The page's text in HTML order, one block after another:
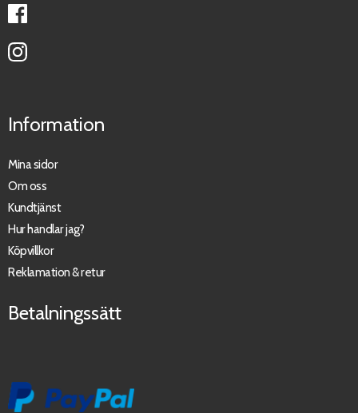
Information
Mina sidor
Om oss
Kundtjänst
Hur handlar jag?
Köpvillkor
Reklamation & retur
Betalningssätt